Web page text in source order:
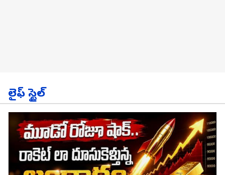
లైఫ్ స్టైల్